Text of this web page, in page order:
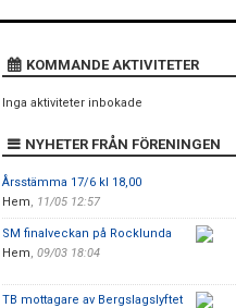
KOMMANDE AKTIVITETER
Inga aktiviteter inbokade
NYHETER FRÅN FÖRENINGEN
Årsstämma 17/6 kl 18,00
Hem, 11/05 12:57
SM finalveckan på Rocklunda
Hem, 09/03 18:04
TB mottagare av Bergslagslyftet